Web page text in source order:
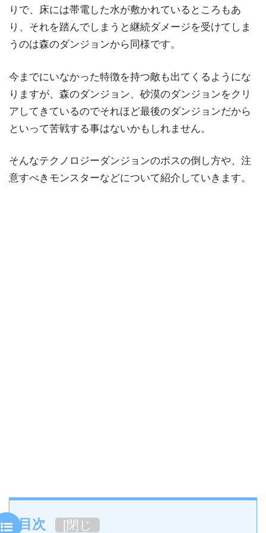
りで、床には帯電した水が敷かれているところもあ
り、それを踏んでしまうと継続ダメージを受けてしま
うのは森のダンジョンから同様です。
今までにいなかった特徴を持つ敵も出てくるようにな
りますが、森のダンジョン、砂漠のダンジョンをクリ
アしてきているのでそれほど最後のダンジョンだから
といって苦戦する事はないかもしれません。
そんなテクノロジーダンジョンのボスの倒し方や、注
意すべきモンスターなどについて紹介していきます。
目次 [閉じ